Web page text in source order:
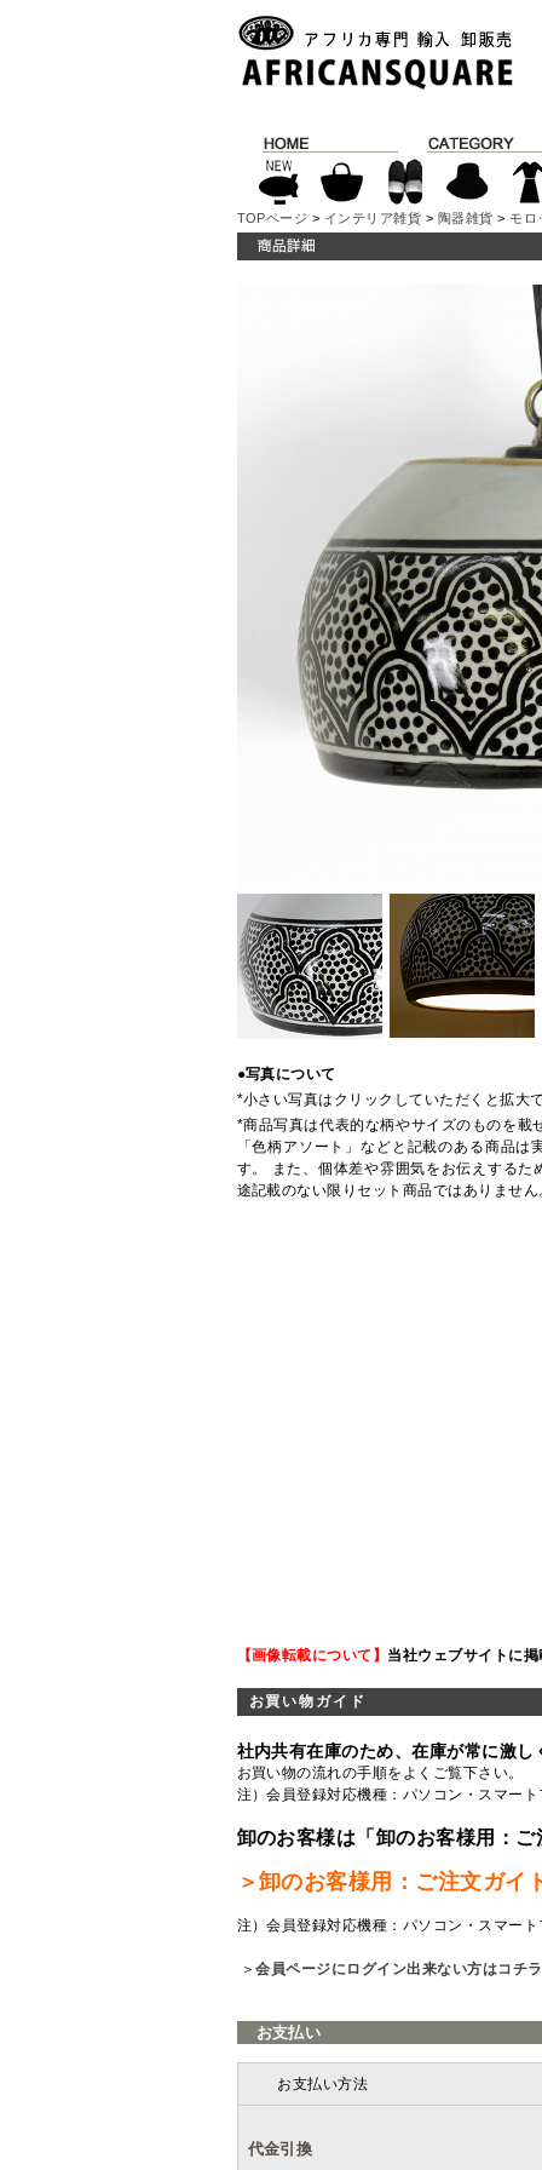
TOPページ > インテリア雑貨 > 陶器雑貨 >モロ
●写真について
*小さい写真はクリックしていただくと拡大
*商品写真は代表的な柄やサイズのものを
「色柄アソート」などと記載のある商品
す。 また、個体差や雰囲気をお伝えする
途記載のない限りセット商品ではありません
【画像転載について】 当社ウェブサイトに
お買い物ガイド
社内共有在庫のため、在庫が常に激
お買い物の流れの手順をよくご覧下さい。
注）会員登録対応機種：パソコン・スマー
卸のお客様は「卸のお客様用：
＞卸のお客様用：ご注文ガイ
注）会員登録対応機種：パソコン・スマー
＞会員ページにログイン出来ない方はコチラ
お支払い
お支払い方法
代金引換